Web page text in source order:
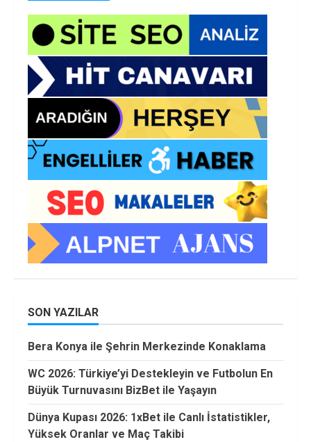
SON YAZILAR
Bera Konya ile Şehrin Merkezinde Konaklama
WC 2026: Türkiye’yi Destekleyin ve Futbolun En
Büyük Turnuvasını BizBet ile Yaşayın
Dünya Kupası 2026: 1xBet ile Canlı İstatistikler,
Yüksek Oranlar ve Maç Takibi